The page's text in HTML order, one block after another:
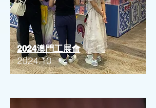
2024澳門工展會
2024.10